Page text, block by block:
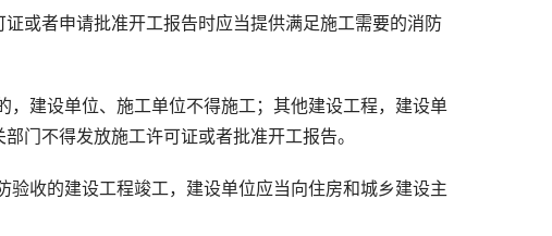
或者申请批准开工报告时应当提供满足施工需要的消防
建设单位、施工单位不得施工；其他建设工程，建设单
门不得发放施工许可证或者批准开工报告。
收的建设工程竣工，建设单位应当向住房和城乡建设主